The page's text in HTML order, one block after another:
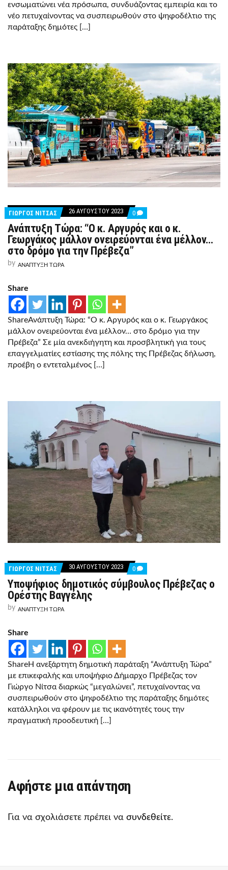
ενσωματώνει νέα πρόσωπα, συνδυάζοντας εμπειρία και το
νέο πετυχαίνοντας να συσπειρωθούν στο ψηφοδέλτιο της
παράταξης δημότες […]
ΓΙΩΡΓΟΣ ΝΙΤΣΑΣ 26 ΑΥΓΟΎΣΤΟΥ 2023 0 COMMENTS
ON
ΑΝΆΠΤΥΞΗ
ΤΏΡΑ:
“Ο
ΜΈΛΛΟΝ…
ΔΡΌΜΟ
ΓΙΑ
ΤΗΝ
ΠΡΈΒΕΖΑ”
Ανάπτυξη Τώρα: “Ο κ. Αργυρός και ο κ.
Γεωργάκος μάλλον ονειρεύονται ένα μέλλον…
στο δρόμο για την Πρέβεζα”
by ΑΝΑΠΤΥΞΗ ΤΩΡΑ
Share
ShareΑνάπτυξη Τώρα: “Ο κ. Αργυρός και ο κ. Γεωργάκος
μάλλον ονειρεύονται ένα μέλλον… στο δρόμο για την
Πρέβεζα” Σε μία ανεκδιήγητη και προσβλητική για τους
επαγγελματίες εστίασης της πόλης της Πρέβεζας δήλωση,
προέβη ο εντεταλμένος […]
ΓΙΩΡΓΟΣ ΝΙΤΣΑΣ 30 ΑΥΓΟΎΣΤΟΥ 2023 0 COMMENTS
ON
ΥΠΟΨΉΦΙΟΣ
ΔΗΜΟΤΙΚΌΣ
Υποψήφιος δημοτικός σύμβουλος Πρέβεζας ο
Ορέστης Βαγγέλης
by ΑΝΑΠΤΥΞΗ ΤΩΡΑ
Share
ShareΗ ανεξάρτητη δημοτική παράταξη “Ανάπτυξη Τώρα”
με επικεφαλής και υποψήφιο Δήμαρχο Πρέβεζας τον
Γιώργο Νίτσα διαρκώς “μεγαλώνει”, πετυχαίνοντας να
συσπειρωθούν στο ψηφοδέλτιο της παράταξης δημότες
κατάλληλοι να φέρουν με τις ικανότητές τους την
πραγματική προοδευτική […]
Αφήστε μια απάντηση
Για να σχολιάσετε πρέπει να συνδεθείτε.